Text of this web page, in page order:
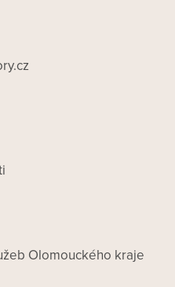
Olomouckého kraje